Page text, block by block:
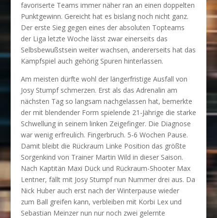
favoriserte Teams immer näher ran an einen doppelten
Punktgewinn. Gereicht hat es bislang noch nicht ganz.
Der erste Sieg gegen eines der absoluten Topteams
der Liga letzte Woche lässt zwar einerseits das
Selbsbewußstsein weiter wachsen, andererseits hat das
Kampfspiel auch gehörig Spuren hinterlassen.
Am meisten dürfte wohl der längerfristige Ausfall von
Josy Stumpf schmerzen. Erst als das Adrenalin am
nächsten Tag so langsam nachgelassen hat, bemerkte
der mit blendender Form spielende 21-Jährige die starke
Schwellung in seinem linken Zeigefinger. Die Diagnose
war wenig erfreulich. Fingerbruch. 5-6 Wochen Pause.
Damit bleibt die Rückraum Linke Position das größte
Sorgenkind von Trainer Martin Wild in dieser Saison.
Nach Kaptitän Maxi Dück und Rückraum-Shooter Max
Lentner, fällt mit Josy Stumpf nun Nummer drei aus. Da
Nick Huber auch erst nach der Winterpause wieder
zum Ball greifen kann, verbleiben mit Korbi Lex und
Sebastian Meinzer nun nur noch zwei gelernte